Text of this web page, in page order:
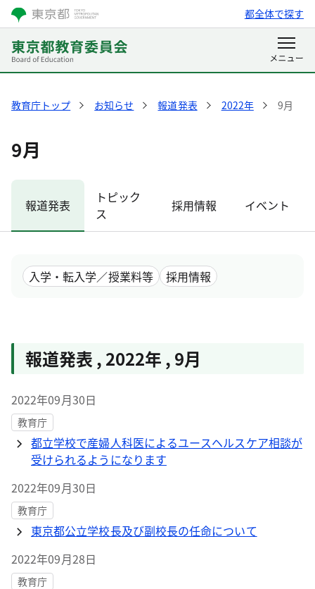
都全体で探す
教育庁トップ お知らせ 報道発表 2022年 9月
9月
報道発表
トピック
ス
採用情報 イベント
入学・転入学／授業料等 採用情報
報道発表 , 2022年 , 9月
2022年09月30日
教育庁
都立学校で産婦人科医によるユースヘルスケア相談が
受けられるようになります
2022年09月30日
教育庁
東京都公立学校長及び副校長の任命について
2022年09月28日
教育庁